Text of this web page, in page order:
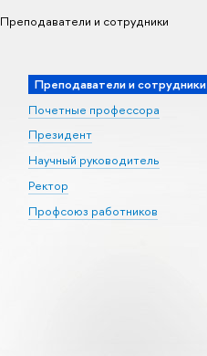
Преподаватели и сотрудники
Преподаватели и сотрудники
Почетные профессора
Президент
Научный руководитель
Ректор
Профсоюз работников